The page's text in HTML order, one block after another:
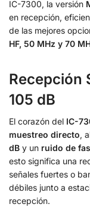
IC-7300, la versión
en recepción,
de las mejores
HF, 50 MHz y 70
Recepción
105 dB
El corazón del IC-
muestreo directo,
dB y un ruido de
esto significa una
señales fuertes o
débiles junto a
recepción.